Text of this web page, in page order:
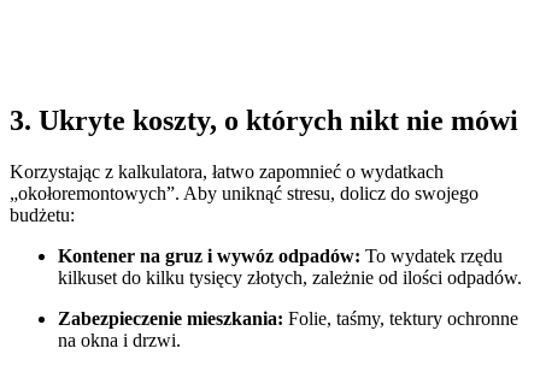
3. Ukryte koszty, o których nikt nie mówi
Korzystając z kalkulatora, łatwo zapomnieć o wydatkach
„okołoremontowych”. Aby uniknąć stresu, dolicz do swojego
budżetu:
Kontener na gruz i wywóz odpadów: To wydatek rzędu
kilkuset do kilku tysięcy złotych, zależnie od ilości odpadów.
Zabezpieczenie mieszkania: Folie, taśmy, tektury ochronne
na okna i drzwi.